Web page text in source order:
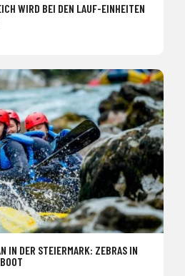
WIRD BEI DEN LAUF-EINHEITEN
IN DER STEIERMARK: ZEBRAS IN